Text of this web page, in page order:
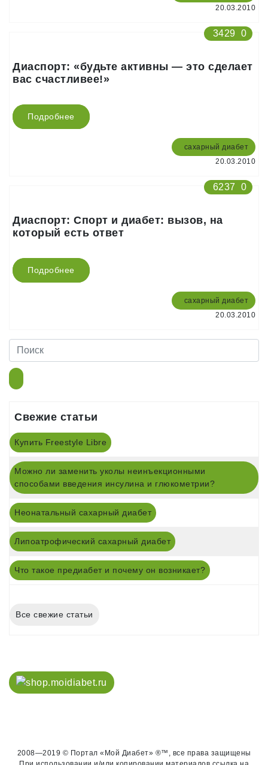
20.03.2010
3429 0
Диаспорт: «будьте активны — это сделает
вас счастливее!»
Подробнее
сахарный диабет
20.03.2010
6237 0
Диаспорт: Спорт и диабет: вызов, на
который есть ответ
Подробнее
сахарный диабет
20.03.2010
Свежие статьи
Купить Freestyle Libre
Можно ли заменить уколы неинъекционными
способами введения инсулина и глюкометрии?
Неонатальный сахарный диабет
Липоатрофический сахарный диабет
Что такое предиабет и почему он возникает?
Все свежие статьи
2008—2019 © Портал «Мой Диабет» ®™, все права защищены